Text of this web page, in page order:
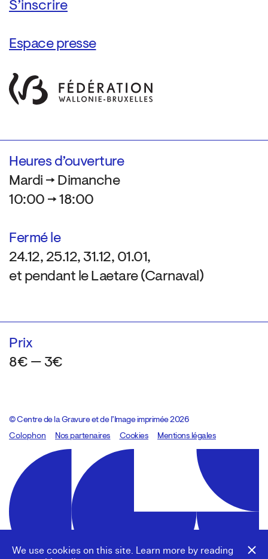
We use cookies on this site. Learn more by reading
Espace presse
Heures d’ouverture
Mardi → Dimanche
10:00 → 18:00
Fermé le
24.12, 25.12, 31.12, 01.01,
et pendant le Laetare (Carnaval)
Prix
8€ — 3€
© Centre de la Gravure et de l’Image imprimée 2026
Colophon
Design:Marcel Kaczmarek, code:8080.studio
Nos partenaires Cookies Mentions légales